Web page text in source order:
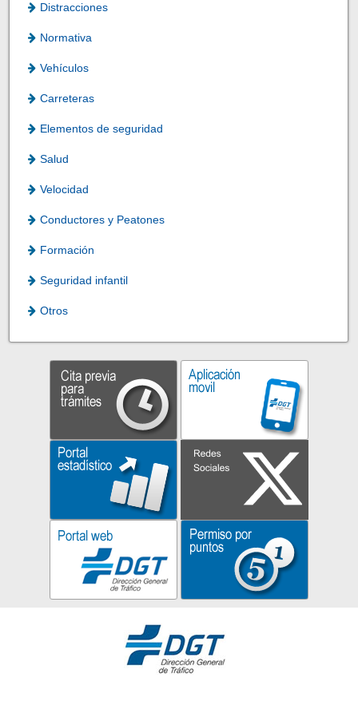
Distracciones
Normativa
Vehículos
Carreteras
Elementos de seguridad
Salud
Velocidad
Conductores y Peatones
Formación
Seguridad infantil
Otros